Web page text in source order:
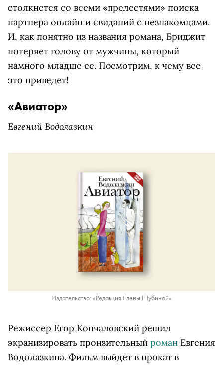
столкнется со всеми «прелестями» поиска
партнера онлайн и свиданий с незнакомцами.
И, как понятно из названия романа, Бриджит
потеряет голову от мужчины, который
намного младше ее. Посмотрим, к чему все
это приведет!
«Авиатор»
Евгений Водолазкин
Издательство: «Редакция Елены Шубиной»
Режиссер Егор Кончаловский решил
экранизировать пронзительный роман Евгения
Водолазкина. Фильм выйдет в прокат в